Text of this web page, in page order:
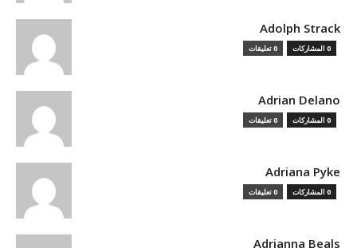
Adolph Strack
0 المشاركات 0 تعليقات
Adrian Delano
0 المشاركات 0 تعليقات
Adriana Pyke
0 المشاركات 0 تعليقات
Adrianna Beals